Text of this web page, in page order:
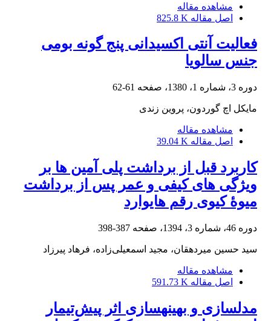
مشاهده مقاله
اصل مقاله 825.8 K
فعالیت آنتی اکسیدانی پنج گونه بومی
جنس سالویا
دوره 3، شماره 1، 1380، صفحه 61-62
مایکل اچ گوردون، پروین زندی
مشاهده مقاله
اصل مقاله 39.04 K
کاربرد قبل از برداشت پلی‏ آمین‏ ها بر
ویژگی‏ های کیفی و عمر پس از برداشت
میوۀ کیوی رقم هایوارد
دوره 46، شماره 3، 1394، صفحه 387-398
سید حسین میردهقان، مجید اسمعیلی‌زاده، فرهاد پیرزاد
مشاهده مقاله
اصل مقاله 591.73 K
مدل‏سازی و بهینه‏سازی اثر پیش‌تیمار